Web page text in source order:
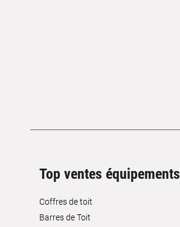
Top ventes équipements
Coffres de toit
Barres de Toit